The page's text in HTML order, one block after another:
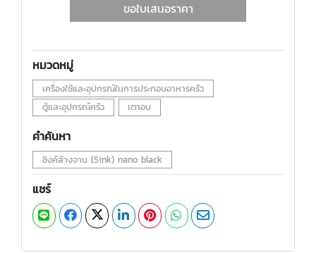
ขอใบเสนอราคา
หมวดหมู่
เครื่องใช้และอุปกรณ์ในการประกอบอาหารครัว
ตู้และอุปกรณ์ครัว
เตาอบ
คำค้นหา
ซิงค์ล้างจาน (Sink) nano black
แชร์